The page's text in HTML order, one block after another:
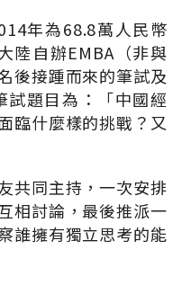
年為68.8萬人民幣
陸自辦EMBA（非與
後接踵而來的筆試及
試題目為：「中國經
臨什麼樣的挑戰？又
共同主持，一次安排
相討論，最後推派一
誰擁有獨立思考的能